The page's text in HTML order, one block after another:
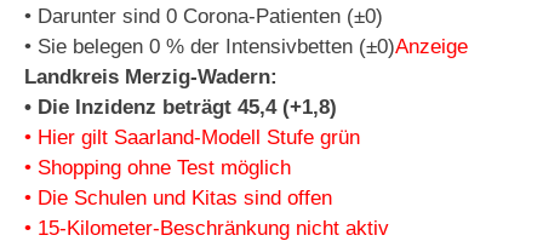
• Darunter sind 0 Corona-Patienten (±0)
• Sie belegen 0 % der Intensivbetten (±0)Anzeige
Landkreis Merzig-Wadern:
• Die Inzidenz beträgt 45,4 (+1,8)
• Hier gilt Saarland-Modell Stufe grün
• Shopping ohne Test möglich
• Die Schulen und Kitas sind offen
• 15-Kilometer-Beschränkung nicht aktiv